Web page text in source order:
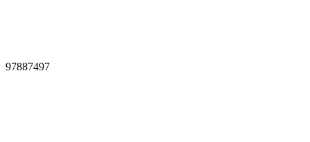
97887497